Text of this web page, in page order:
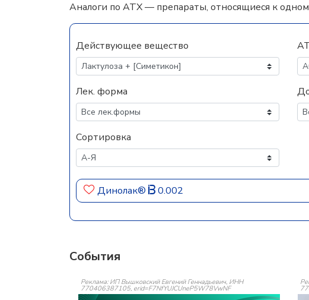
Аналоги по АТХ — препараты, относящиеся к
Действующее вещество
Лек. форма
Сортировка
Динолак® 0.002
События
Реклама: ИП Вышковский Евгений Геннадьевич, ИНН
770406387105, erid=F7NfYUJCUneP5W78VwNF